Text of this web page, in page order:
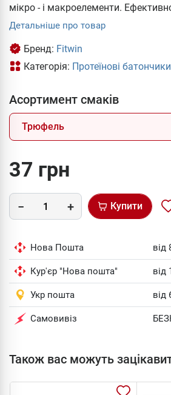
мікро - і макроелементи.
Детальніше про товар
Бренд: Fitwin
Категорія: Протеїнові батончики
Асортимент смаків
Трюфель
37 грн
Купити
Нова Пошта від
Кур'єр "Нова пошта" від
Укр пошта від
Самовивіз
Також вас можуть